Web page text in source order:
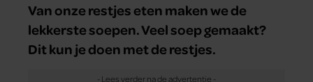
Van onze restjes eten maken we de
lekkerste soepen. Veel soep gemaakt?
Dit kun je doen met de restjes.